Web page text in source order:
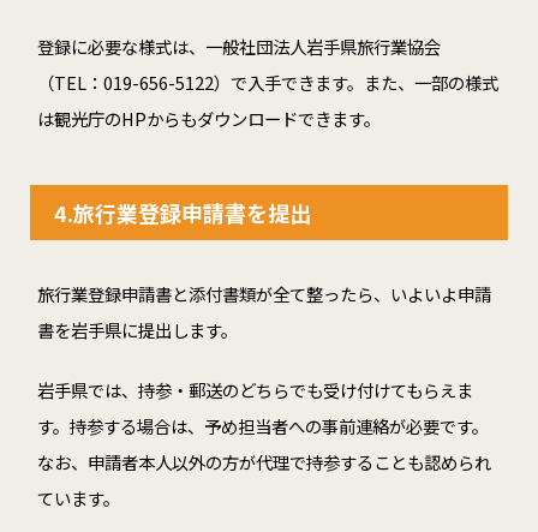
登録に必要な様式は、一般社団法人岩手県旅行業協会
（TEL：019-656-5122）で入手できます。また、一部の様式
は観光庁のHPからもダウンロードできます。
4.旅行業登録申請書を提出
旅行業登録申請書と添付書類が全て整ったら、いよいよ申請
書を岩手県に提出します。
岩手県では、持参・郵送のどちらでも受け付けてもらえま
す。持参する場合は、予め担当者への事前連絡が必要です。
なお、申請者本人以外の方が代理で持参することも認められ
ています。